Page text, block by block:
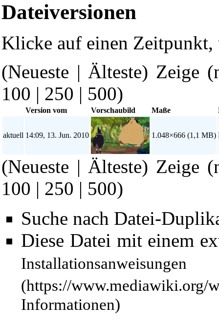
Dateiversionen
Klicke auf einen Zeitpunkt,
(Neueste | Älteste) Zeige
100 | 250 | 500)
Version vom Vorschaubild Maße
aktuell 14:09, 13. Jun. 2010 1.048×666 (1,1 MB)
(Neueste | Älteste) Zeige
100 | 250 | 500)
Suche nach Datei-
Diese Datei mit einem
Installationsanweisungen
Informationen)